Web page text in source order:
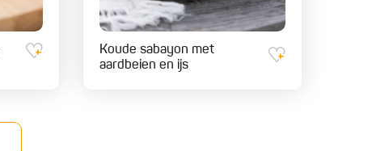
Koude sabayon met
aardbeien en ijs